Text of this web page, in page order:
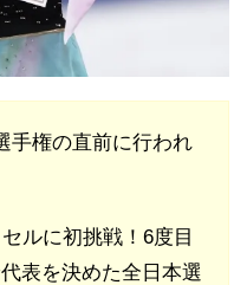
権の直前に行われ
ルに初挑戦！6度目
表を決めた全日本選